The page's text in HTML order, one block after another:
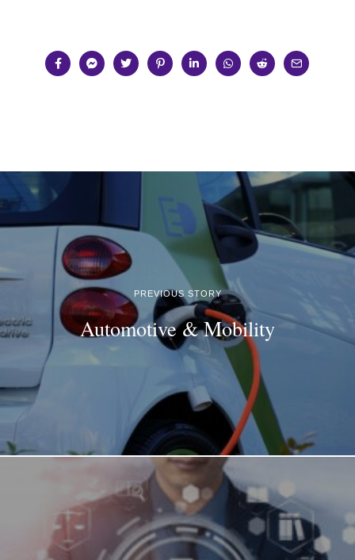
PREVIOUS STORY
Automotive & Mobility